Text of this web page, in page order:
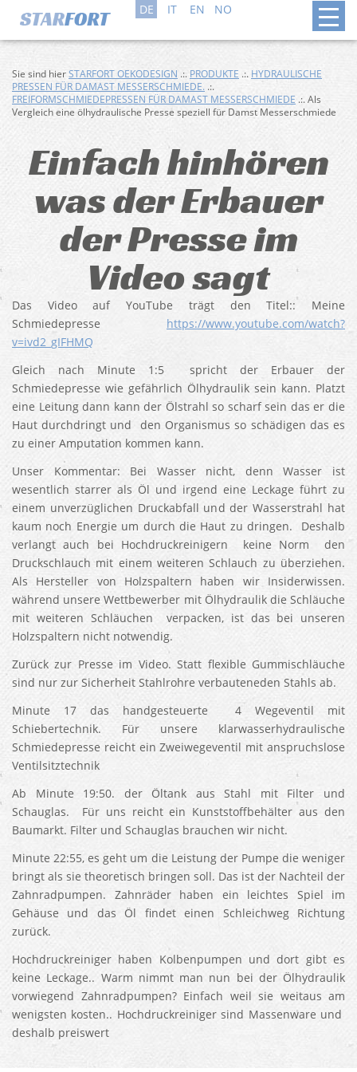
DE IT EN NO
Sie sind hierSTARFORT OEKODESIGN .:. PRODUKTE .:. HYDRAULISCHE
PRESSEN FÜR DAMAST MESSERSCHMIEDE. .:.
FREIFORMSCHMIEDEPRESSEN FÜR DAMAST MESSERSCHMIEDE .:. Als
Vergleich eine ölhydraulische Presse speziell für Damst Messerschmiede
Einfach hinhören
was der Erbauer
der Presse im
Video sagt
Das Video auf YouTube trägt den Titel:: Meine
Schmiedepresse https://www.youtube.com/watch?
v=ivd2_gIFHMQ
Gleich nach Minute 1:5 spricht der Erbauer der
Schmiedepresse wie gefährlich Ölhydraulik sein kann. Platzt
eine Leitung dann kann der Ölstrahl so scharf sein das er die
Haut durchdringt und den Organismus so schädigen das es
zu einer Amputation kommen kann.
Unser Kommentar: Bei Wasser nicht, denn Wasser ist
wesentlich starrer als Öl und irgend eine Leckage führt zu
einem unverzüglichen Druckabfall und der Wasserstrahl hat
kaum noch Energie um durch die Haut zu dringen. Deshalb
verlangt auch bei Hochdruckreinigern keine Norm den
Druckschlauch mit einem weiteren Schlauch zu überziehen.
Als Hersteller von Holzspaltern haben wir Insiderwissen.
während unsere Wettbewerber mit Ölhydraulik die Schläuche
mit weiteren Schläuchen verpacken, ist das bei unseren
Holzspaltern nicht notwendig.
Zurück zur Presse im Video. Statt flexible Gummischläuche
sind nur zur Sicherheit Stahlrohre verbauteneden Stahls ab.
Minute 17 das handgesteuerte 4 Wegeventil mit
Schiebertechnik. Für unsere klarwasserhydraulische
Schmiedepresse reicht ein Zweiwegeventil mit anspruchslose
Ventilsitztechnik
Ab Minute 19:50. der Öltank aus Stahl mit Filter und
Schauglas. Für uns reicht ein Kunststoffbehälter aus den
Baumarkt. Filter und Schauglas brauchen wir nicht.
Minute 22:55, es geht um die Leistung der Pumpe die weniger
bringt als sie theoretisch bringen soll. Das ist der Nachteil der
Zahnradpumpen. Zahnräder haben ein leichtes Spiel im
Gehäuse und das Öl findet einen Schleichweg Richtung
zurück.
Hochdruckreiniger haben Kolbenpumpen und dort gibt es
keine Leckage.. Warm nimmt man nun bei der Ölhydraulik
vorwiegend Zahnradpumpen? Einfach weil sie weitaus am
wenigsten kosten.. Hochdruckreiniger sind Massenware und
deshalb preiswert